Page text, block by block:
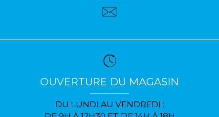
OUVERTURE DU MAGASIN
DU LUNDI AU VENDREDI :